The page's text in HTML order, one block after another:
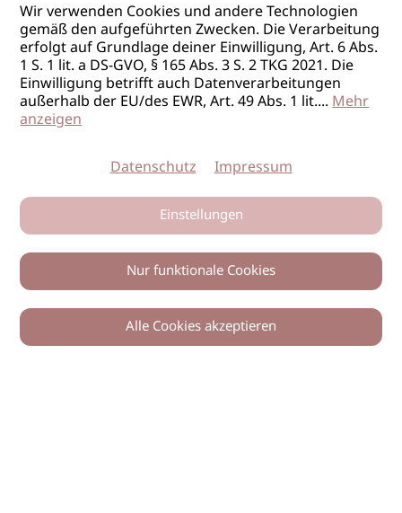
0
Wir verwenden Cookies und andere Technologien
gemäß den aufgeführten Zwecken. Die Verarbeitung
erfolgt auf Grundlage deiner Einwilligung, Art. 6 Abs.
1 S. 1 lit. a DS-GVO, § 165 Abs. 3 S. 2 TKG 2021. Die
Einwilligung betrifft auch Datenverarbeitungen
außerhalb der EU/des EWR, Art. 49 Abs. 1 lit....Mehr
anzeigen
Datenschutz Impressum
Einstellungen
Nur funktionale Cookies
Alle Cookies akzeptieren